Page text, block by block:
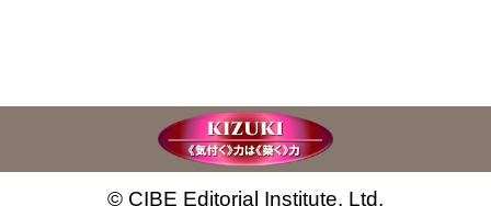
© CIBE Editorial Institute, Ltd.